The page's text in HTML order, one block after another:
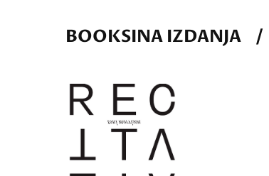
BOOKSINA IZDANJA /